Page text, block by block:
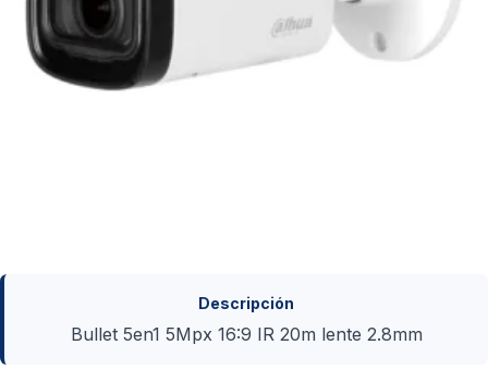
Descripción
Bullet 5en1 5Mpx 16:9 IR 20m lente 2.8mm